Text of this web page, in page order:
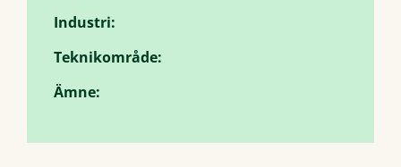
Industri:
Teknikområde:
Ämne: